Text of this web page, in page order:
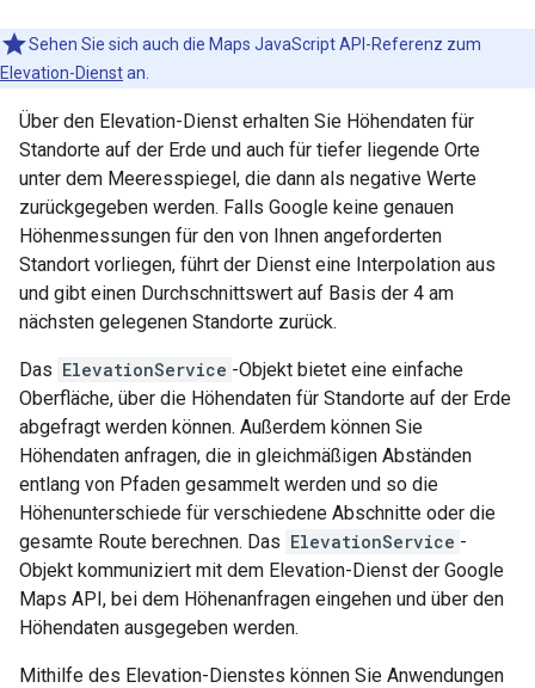
Sehen Sie sich auch die Maps JavaScript API-Referenz zum
Elevation-Dienstan.
Über den Elevation-Dienst erhalten Sie Höhendaten für
Standorte auf der Erde und auch für tiefer liegende Orte
unter dem Meeresspiegel, die dann als negative Werte
zurückgegeben werden. Falls Google keine genauen
Höhenmessungen für den von Ihnen angeforderten
Standort vorliegen, führt der Dienst eine Interpolation aus
und gibt einen Durchschnittswert auf Basis der 4 am
nächsten gelegenen Standorte zurück.
Das ElevationService -Objekt bietet eine einfache
Oberfläche, über die Höhendaten für Standorte auf der Erde
abgefragt werden können. Außerdem können Sie
Höhendaten anfragen, die in gleichmäßigen Abständen
entlang von Pfaden gesammelt werden und so die
Höhenunterschiede für verschiedene Abschnitte oder die
gesamte Route berechnen. Das ElevationService -
Objekt kommuniziert mit dem Elevation-Dienst der Google
Maps API, bei dem Höhenanfragen eingehen und über den
Höhendaten ausgegeben werden.
Mithilfe des Elevation-Dienstes können Sie Anwendungen